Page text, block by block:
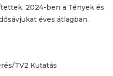
2024-ben a Tények és
éves átlagban.
TV2 Kutatás